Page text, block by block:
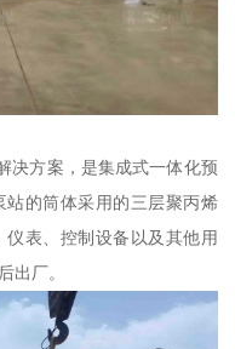
决方案，是集成式一体化预
的筒体采用的三层聚丙烯
表、控制设备以及其他用
出厂。